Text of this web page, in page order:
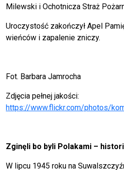
Milewski i Ochotnicza Straż
Uroczystość zakończył Apel
wieńców i zapalenie zniczy.
Fot. Barbara Jamrocha
Zdjęcia pełnej jakości:
https://www.flickr.com/photos/
Zginęli bo byli Polakami –
W lipcu 1945 roku na